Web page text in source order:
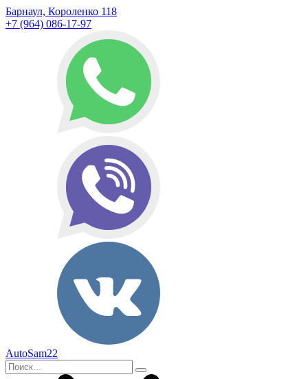
Барнаул, Короленко 118
+7 (964) 086-17-97
AutoSam22